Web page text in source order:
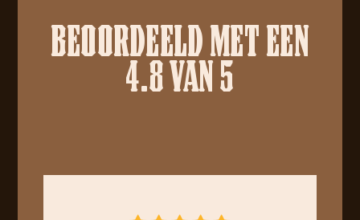
BEOORDEELD MET EEN
4.8 VAN 5